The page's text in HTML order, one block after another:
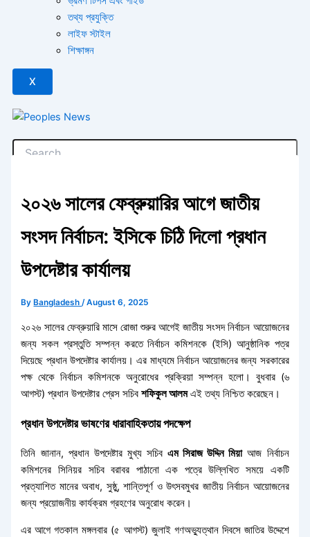
তথ্য প্রযুক্তি
লাইফ স্টাইল
শিক্ষাঙ্গন
X
২০২৬ সালের ফেব্রুয়ারির আগে জাতীয়
সংসদ নির্বাচন: ইসিকে চিঠি দিলো প্রধান
উপদেষ্টার কার্যালয়
By Bangladesh/August 6, 2025
২০২৬ সালের ফেব্রুয়ারি মাসে রোজা শুরুর আগেই জাতীয় সংসদ নির্বাচন আয়োজনের
জন্য সকল প্রস্তুতি সম্পন্ন করতে নির্বাচন কমিশনকে (ইসি) আনুষ্ঠানিক পত্র
দিয়েছে প্রধান উপদেষ্টার কার্যালয়। এর মাধ্যমে নির্বাচন আয়োজনের জন্য সরকারের
পক্ষ থেকে নির্বাচন কমিশনকে অনুরোধের প্রক্রিয়া সম্পন্ন হলো। বুধবার (৬
আগস্ট) প্রধান উপদেষ্টার প্রেস সচিবশফিকুল আলমএই তথ্য নিশ্চিত করেছেন।
প্রধান উপদেষ্টার ভাষণের ধারাবাহিকতায় পদক্ষেপ
তিনি জানান, প্রধান উপদেষ্টার মুখ্য সচিবএম সিরাজ উদ্দিন মিয়াআজ নির্বাচন
কমিশনের সিনিয়র সচিব বরাবর পাঠানো এক পত্রে উল্লিখিত সময়ে একটি
প্রত্যাশিত মানের অবাধ, সুষ্ঠু, শান্তিপূর্ণ ও উৎসবমুখর জাতীয় নির্বাচন আয়োজনের
জন্য প্রয়োজনীয় কার্যক্রম গ্রহণের অনুরোধ করেন।
এর আগে গতকাল মঙ্গলবার (৫ আগস্ট) জুলাই গণঅভ্যুত্থান দিবসে জাতির উদ্দেশে